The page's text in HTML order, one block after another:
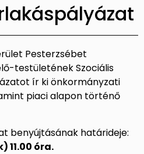
Pesterzsébet
testületének Szociális
ír ki önkormányzati
piaci alapon történő
benyújtásának határideje:
11.00 óra.